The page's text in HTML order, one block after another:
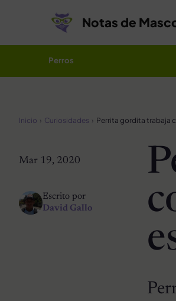
Notas de
Perros
Inicio Curiosidades
Mar 19, 2020
Escrito por
David Gallo